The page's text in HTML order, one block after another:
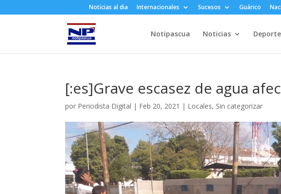
Noticias al dia Internacionales Sucesos Guárico
Notipascua Noticias
[:es]Grave escasez de agua
por Periodista Digital | Feb 20, 2021 | Locales, Sin categorizar